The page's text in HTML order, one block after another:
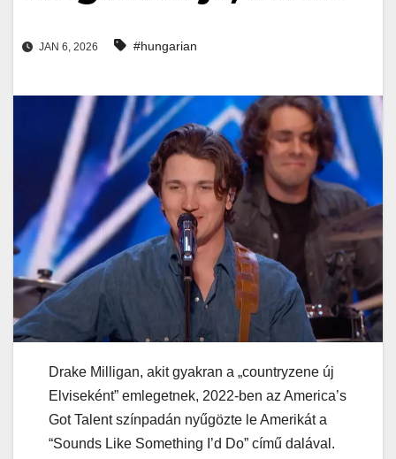
JAN 6, 2026 #hungarian
Drake Milligan, akit gyakran a „countryzene új
Elviseként” emlegetnek, 2022-ben az America’s
Got Talent színpadán nyűgözte le Amerikát a
“Sounds Like Something I’d Do” című dalával.